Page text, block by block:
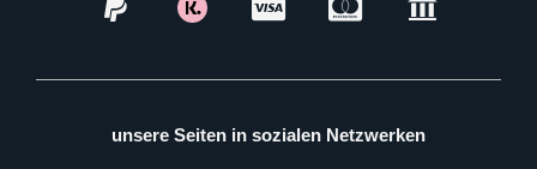
unsere Seiten in sozialen Netzwerken